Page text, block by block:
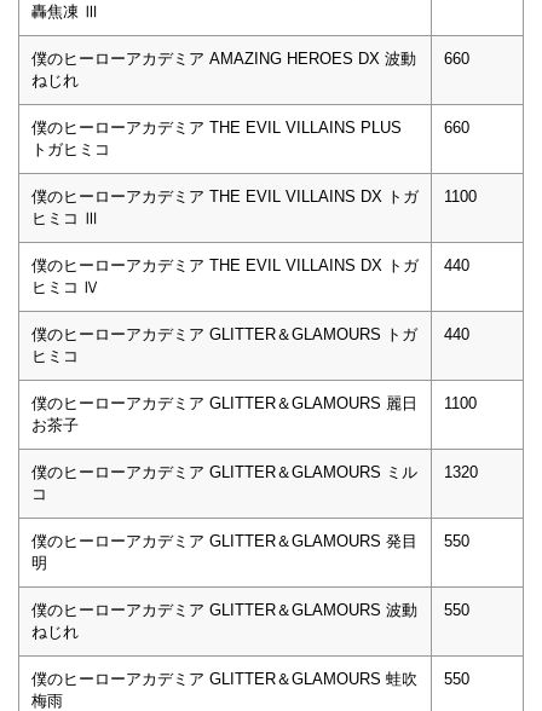
轟焦凍 Ⅲ
僕のヒーローアカデミア AMAZING HEROES DX 波動
ねじれ
660
僕のヒーローアカデミア THE EVIL VILLAINS PLUS
トガヒミコ
660
僕のヒーローアカデミア THE EVIL VILLAINS DX トガ
ヒミコ Ⅲ
1100
僕のヒーローアカデミア THE EVIL VILLAINS DX トガ
ヒミコ Ⅳ
440
僕のヒーローアカデミア GLITTER＆GLAMOURS トガ
ヒミコ
440
僕のヒーローアカデミア GLITTER＆GLAMOURS 麗日
お茶子
1100
僕のヒーローアカデミア GLITTER＆GLAMOURS ミル
コ
1320
僕のヒーローアカデミア GLITTER＆GLAMOURS 発目
明
550
僕のヒーローアカデミア GLITTER＆GLAMOURS 波動
ねじれ
550
僕のヒーローアカデミア GLITTER＆GLAMOURS 蛙吹
梅雨
550